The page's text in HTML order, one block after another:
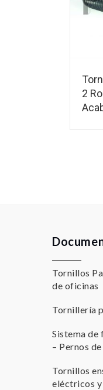
2
Tornillos
de oficinas
Tornillería
Sistema de
– Pernos
Tornillos
eléctricos